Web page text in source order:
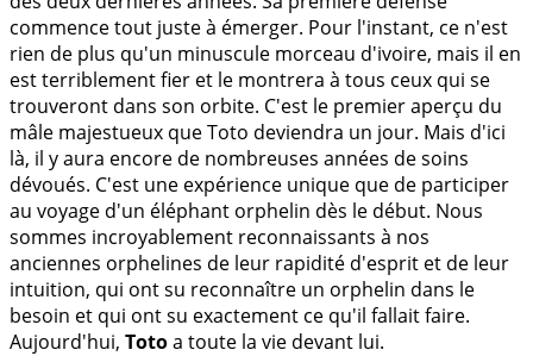
commence tout juste à émerger. Pour l'instant, ce n'est
rien de plus qu'un minuscule morceau d'ivoire, mais il en
est terriblement fier et le montrera à tous ceux qui se
trouveront dans son orbite. C'est le premier aperçu du
mâle majestueux que Toto deviendra un jour. Mais d'ici
là, il y aura encore de nombreuses années de soins
dévoués. C'est une expérience unique que de participer
au voyage d'un éléphant orphelin dès le début. Nous
sommes incroyablement reconnaissants à nos
anciennes orphelines de leur rapidité d'esprit et de leur
intuition, qui ont su reconnaître un orphelin dans le
besoin et qui ont su exactement ce qu'il fallait faire.
Aujourd'hui, Totoa toute la vie devant lui.